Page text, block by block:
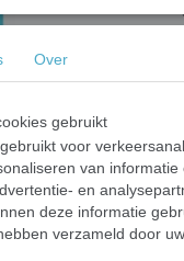
Ook leuk om aan
Afmeting: 4 x 6
Specificaties
Productcode
Over
gebruikt
voor
van
en
deze informatie
verzameld door